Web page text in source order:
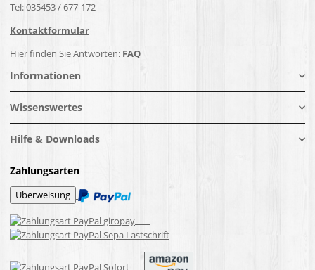
Tel: 035453 / 677-172
Kontaktformular
Hier finden Sie Antworten: FAQ
Informationen
Wissenswertes
Hilfe & Downloads
Zahlungsarten